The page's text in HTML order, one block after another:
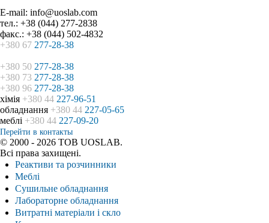
E-mail: info@uoslab.com
тел.: +38 (044) 277-2838
факс.: +38 (044) 502-4832
+380 67 277-28-38
+380 50 277-28-38
+380 73 277-28-38
+380 96 277-28-38
хімія +380 44 227-96-51
обладнання +380 44 227-05-65
меблі +380 44 227-09-20
Перейти в контакты
© 2000 - 2026 ТОВ UOSLAB.
Всі права захищені.
Реактиви та розчинники
Меблі
Сушильне обладнання
Лабораторне обладнання
Витратні матеріали і скло